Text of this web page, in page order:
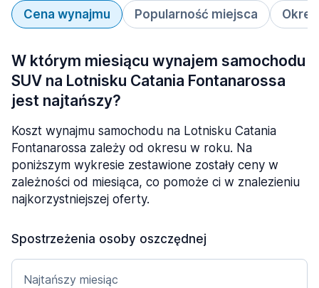
Cena wynajmu Popularność miejsca
W którym miesiącu wynajem samochodu
SUV na Lotnisku Catania Fontanarossa
jest najtańszy?
Koszt wynajmu samochodu na Lotnisku Catania
Fontanarossa zależy od okresu w roku. Na
poniższym wykresie zestawione zostały ceny w
zależności od miesiąca, co pomoże ci w znalezieniu
najkorzystniejszej oferty.
Spostrzeżenia osoby oszczędnej
Najtańszy miesiąc